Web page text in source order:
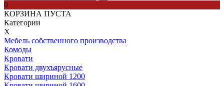
0
КОРЗИНА ПУСТА
Категории
Х
Мебель собственного производства
Комоды
Кровати
Кровати двухъярусные
Кровати шириной 1200